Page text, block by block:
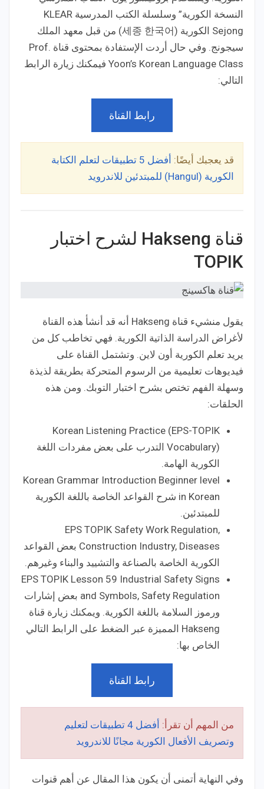
النسخة الكورية” وسلسلة الكتب المدرسية KLEAR
Sejong الكورية (세종 한국어) من قبل معهد الملك
سيجونج. وفي حال أردت الإستفادة بمحتوى قناة Prof.
Yoon’s Korean Language Class فيمكنك زيارة الرابط
التالي:
رابط القناة
قد يعجبك أيضًا:
أفضل 5 تطبيقات لتعلم الكتابة
الكورية (Hangul) للمبتدئين للاندرويد
قناة Hakseng لشرح اختبار
TOPIK
يقول منشيء قناة Hakseng أنه قد أنشأ هذه القناة
لأغراض الدراسة الذاتية الكورية. فهي تخاطب كل من
يريد تعلم الكورية أون لاين. وتشتمل القناة على
فيديوهات تعليمية من الرسوم المتحركة بطريقة لذيذة
وسهلة الفهم تختص بشرح اختبار التوبك. ومن هذه
الحلقات:
Korean Listening Practice (EPS-TOPIK
Vocabulary) التدرب على بعض مفردات اللغة
الكورية الهامة.
Korean Grammar Introduction Beginner level
in Korean شرح القواعد الخاصة باللغة الكورية
للمبتدئين.
EPS TOPIK Safety Work Regulation,
Construction Industry, Diseases بعض القواعد
الكورية الخاصة بالصناعة والتشييد والبناء وغيرهم.
EPS TOPIK Lesson 59 Industrial Safety Signs
and Symbols, Safety Regulation بعض إشارات
ورموز السلامة باللغة الكورية. ويمكنك زيارة قناة
Hakseng المميزة عبر الضغط على الرابط التالي
الخاص بها:
رابط القناة
من المهم أن تقرأ:
أفضل 4 تطبيقات لتعليم
وتصريف الأفعال الكورية مجانًا للاندرويد
وفي النهاية أتمنى أن يكون هذا المقال عن أهم قنوات